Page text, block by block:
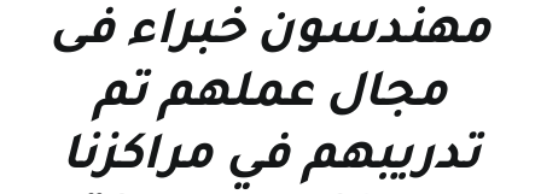
مهندسون خبراء فى
مجال عملهم تم
تدريبهم في مراكزنا